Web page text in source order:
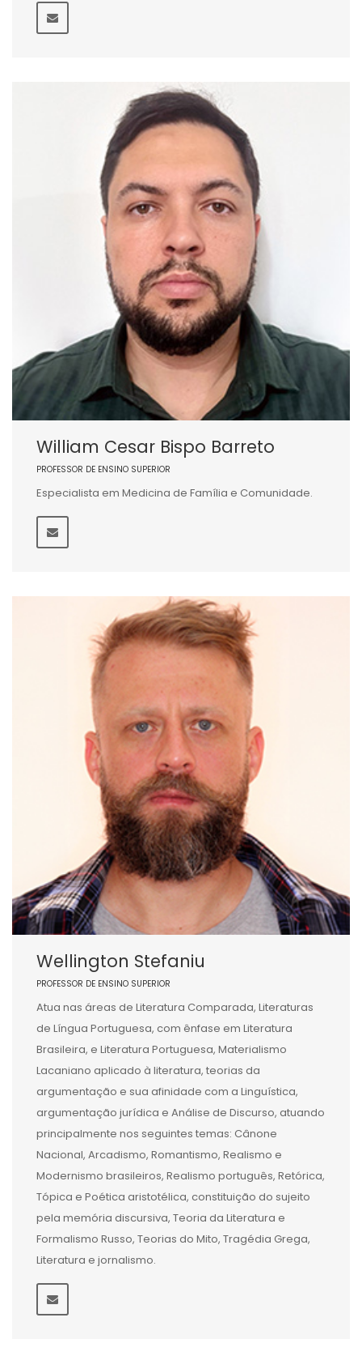
William Cesar Bispo Barreto
PROFESSOR DE ENSINO SUPERIOR
Especialista em Medicina de Família e Comunidade.
Wellington Stefaniu
PROFESSOR DE ENSINO SUPERIOR
Atua nas áreas de Literatura Comparada, Literaturas
de Língua Portuguesa, com ênfase em Literatura
Brasileira, e Literatura Portuguesa, Materialismo
Lacaniano aplicado à literatura, teorias da
argumentação e sua afinidade com a Linguística,
argumentação jurídica e Análise de Discurso, atuando
principalmente nos seguintes temas: Cânone
Nacional, Arcadismo, Romantismo, Realismo e
Modernismo brasileiros, Realismo português, Retórica,
Tópica e Poética aristotélica, constituição do sujeito
pela memória discursiva, Teoria da Literatura e
Formalismo Russo, Teorias do Mito, Tragédia Grega,
Literatura e jornalismo.